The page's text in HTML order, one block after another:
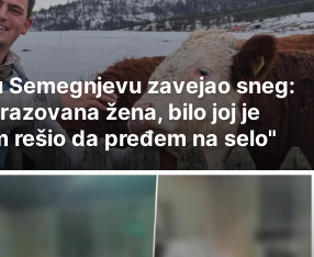
Semegnjevu zavejao sneg:
žena, bilo joj je
rešio da pređem na selo"